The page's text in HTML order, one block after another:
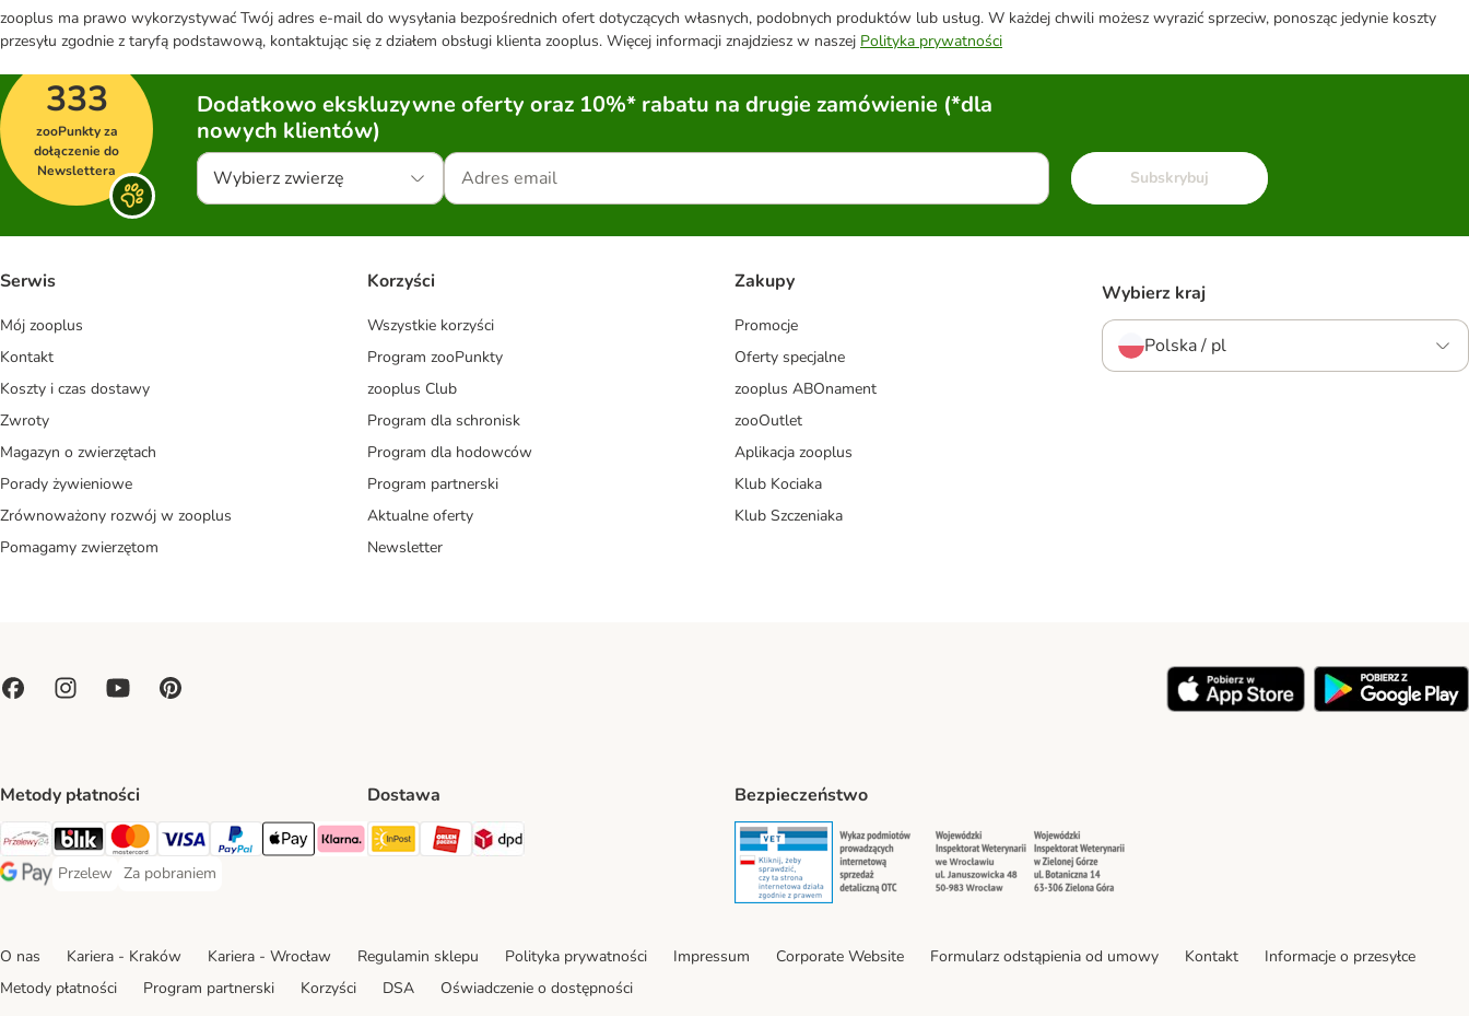
zooplus ma prawo wykorzystywać Twój adres e-mail do wysyłania bezpośrednich ofert dotyczących własnych, podobnych produktów lub usług. W każdej chwili możesz wyrazić sprzeciw, ponosząc jedynie koszty
przesyłu zgodnie z taryfą podstawową, kontaktując się z działem obsługi klienta zooplus. Więcej informacji znajdziesz w naszej Polityka prywatności
333
zooPunkty za
dołączenie do
Newslettera
Dodatkowo ekskluzywne oferty oraz 10%* rabatu na drugie zamówienie (*dla
nowych klientów)
Wybierz zwierzę Subskrybuj
Serwis
Mój zooplus
Kontakt
Koszty i czas dostawy
Zwroty
Magazyn o zwierzętach
Porady żywieniowe
Zrównoważony rozwój w zooplus
Pomagamy zwierzętom
Korzyści
Wszystkie korzyści
Program zooPunkty
zooplus Club
Program dla schronisk
Program dla hodowców
Program partnerski
Aktualne oferty
Newsletter
Zakupy
Promocje
Oferty specjalne
zooplus ABOnament
zooOutlet
Aplikacja zooplus
Klub Kociaka
Klub Szczeniaka
Wybierz kraj
Polska / pl
Metody płatności
Przelewy24 Payment Method
Blik Payment Method
MasterCard Payment Method
Visa Payment Method
PayPal Payment Method
Apple Pay Payment Method
Klarna Payment Method
Google Pay Payment Method
Przelew
Przelew Payment Method
Za pobraniem
Za pobraniem Payment Method
Dostawa
Paczkomat® Shipping Method
ORLEN Paczka Shipping Method
Bezpieczeństwo
Security Security Security
O nas Kariera - Kraków Kariera - Wrocław Regulamin sklepu Polityka prywatności Impressum Corporate Website Formularz odstąpienia od umowy Kontakt
Informacje o przesyłce
Metody płatności
Program partnerski Korzyści DSA Oświadczenie o dostępności